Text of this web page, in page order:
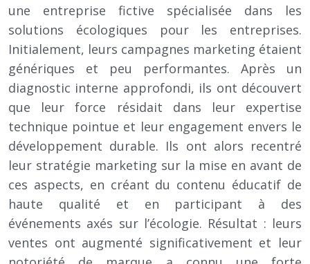
une entreprise fictive spécialisée dans les
solutions écologiques pour les entreprises.
Initialement, leurs campagnes marketing étaient
génériques et peu performantes. Après un
diagnostic interne approfondi, ils ont découvert
que leur force résidait dans leur expertise
technique pointue et leur engagement envers le
développement durable. Ils ont alors recentré
leur stratégie marketing sur la mise en avant de
ces aspects, en créant du contenu éducatif de
haute qualité et en participant à des
événements axés sur l’écologie. Résultat : leurs
ventes ont augmenté significativement et leur